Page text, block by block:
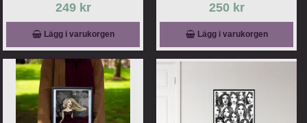
249 kr
Lägg i varukorgen
250 kr
Lägg i varukorgen